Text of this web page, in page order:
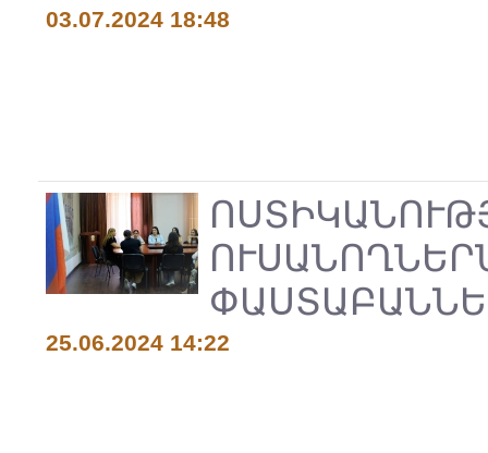
03.07.2024 18:48
25.06.2024 14:22